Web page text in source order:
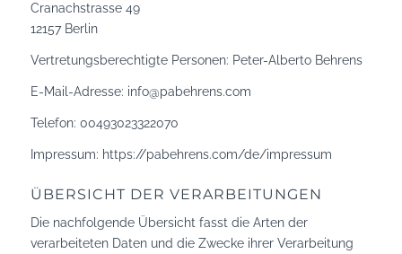
Cranachstrasse 49
12157 Berlin
Vertretungsberechtigte Personen: Peter-Alberto Behrens
E-Mail-Adresse: info@pabehrens.com
Telefon: 00493023322070
Impressum: https://pabehrens.com/de/impressum
ÜBERSICHT DER VERARBEITUNGEN
Die nachfolgende Übersicht fasst die Arten der
verarbeiteten Daten und die Zwecke ihrer Verarbeitung